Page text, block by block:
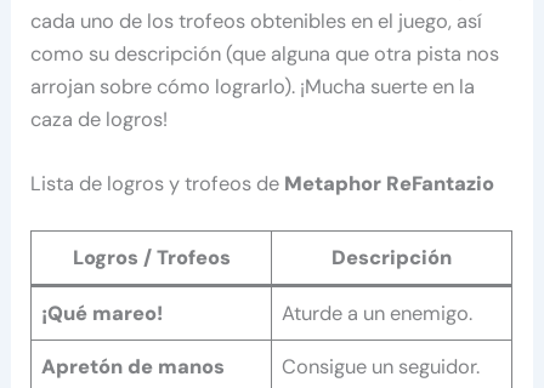
cada uno de los trofeos obtenibles en el juego, así
como su descripción (que alguna que otra pista nos
arrojan sobre cómo lograrlo). ¡Mucha suerte en la
caza de logros!
Lista de logros y trofeos de Metaphor ReFantazio
Logros / Trofeos Descripción
¡Qué mareo! Aturde a un enemigo.
Apretón de manos Consigue un seguidor.